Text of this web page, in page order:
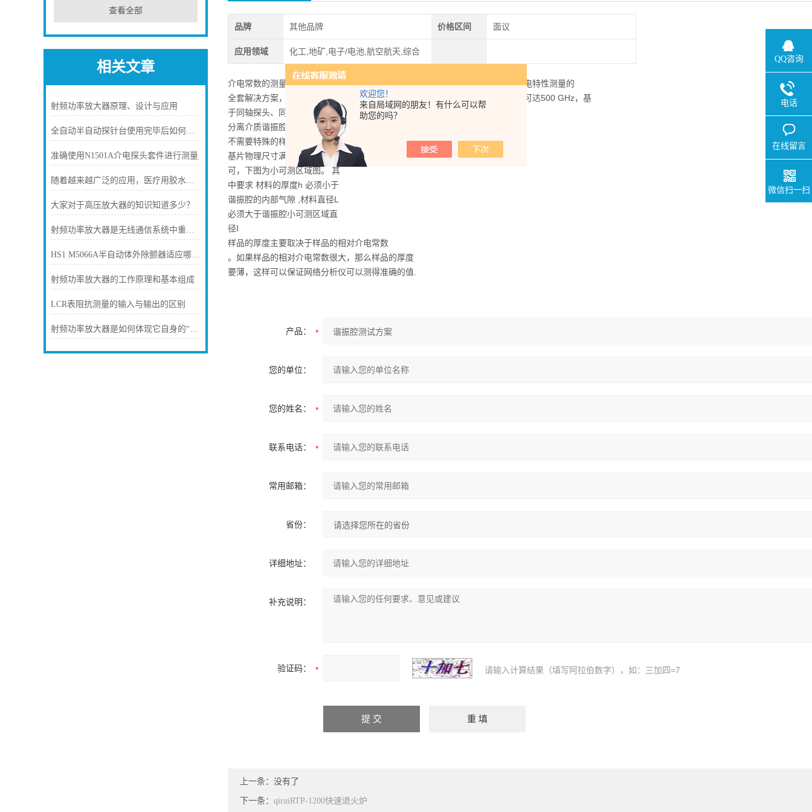
欢迎您！
来自局域网的朋友！有什么可以帮
助您的吗？
查看全部
相关文章
射频功率放大器原理、设计与应用
全自动半自动探针台使用完毕后如何进行储存？
准确使用N1501A介电探头套件进行测量
随着越来越广泛的应用，医疗用胶水粘接机给医疗行业带来的利益也越来越多
大家对于高压放大器的知识知道多少？
射频功率放大器是无线通信系统中重要的组件
HS1 M5066A半自动体外除颤器适应哪些患者呢？一起来看看吧
射频功率放大器的工作原理和基本组成
LCR表阻抗测量的输入与输出的区别
射频功率放大器是如何体现它自身的“价值”的？
品牌 其他品牌 价格区间 面议
应用领域 化工,地矿,电子/电池,航空航天,综合
介电常数的测量对于各种工业的应用是非常重要的。安捷伦可以提供用于材料介电特性测量的
全套解决方案，包括测试仪表、夹具及测量分析软件。其中测试仪表的频率范围可达500 GHz，基
于同轴探头、同轴/波导传输线和平行极板的多种测试夹具，适用于多种材料。
分离介质谐振腔法是无损方法，
不需要特殊的样本制备，只要材料
基片物理尺寸满足谐振腔要求即
可，下图为小可测区域图。 其
中要求 材料的厚度h 必须小于
谐振腔的内部气隙 ,材料直径L
必须大于谐振腔小可测区域直
径I
样品的厚度主要取决于样品的相对介电常数
。如果样品的相对介电常数很大，那么样品的厚度
要薄，这样可以保证网络分析仪可以测得准确的值.
产品：
您的单位：
您的姓名：
联系电话：
常用邮箱：
省份：
详细地址：
补充说明：
验证码： 请输入计算结果（填写阿拉伯数字），如：三加四=7
上一条：没有了
下一条： qiruiRTP-1200快速退火炉
QQ咨询
电话
在线留言
微信扫一扫